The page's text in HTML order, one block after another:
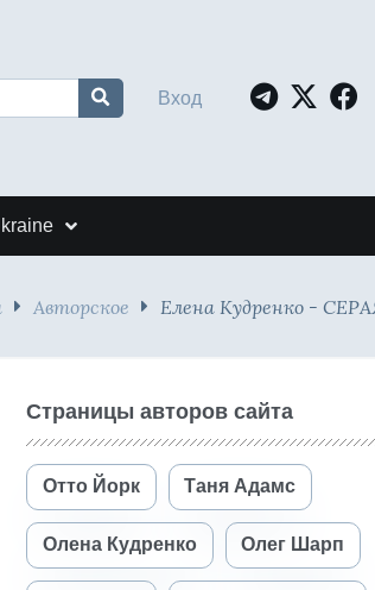
Вход
Авторское Елена Кудренко -
Страницы авторов сайта
Отто Йорк Таня Адамс
Олена Кудренко Олег Шарп